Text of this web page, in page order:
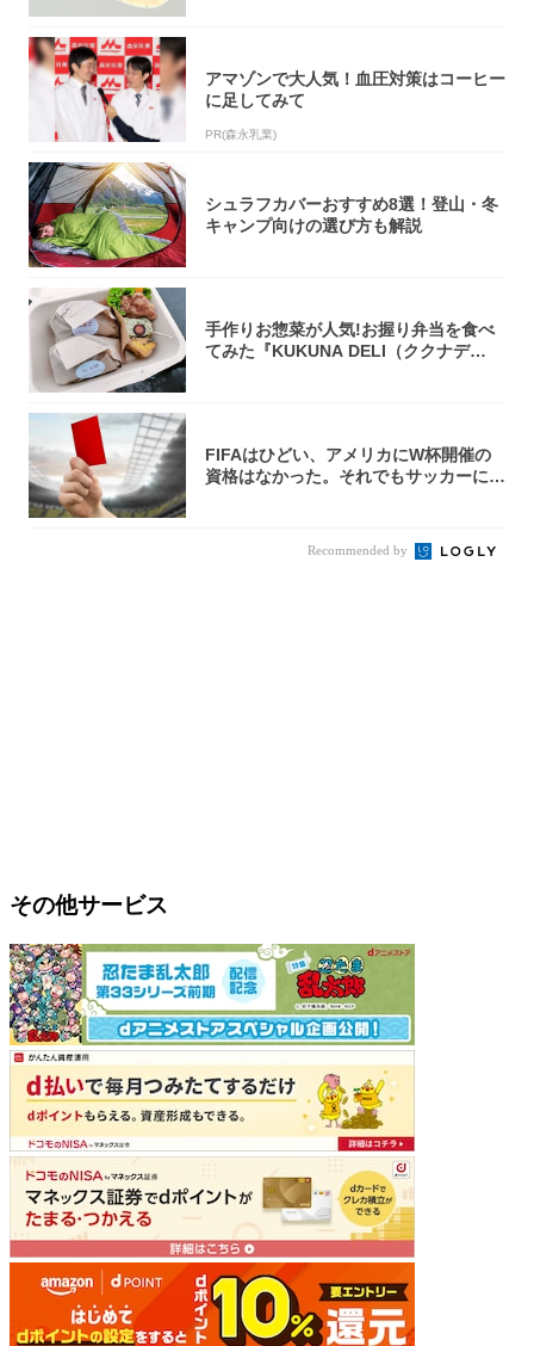
アマゾンで大人気！血圧対策はコーヒー
に足してみて
PR(森永乳業)
シュラフカバーおすすめ8選！登山・冬
キャンプ向けの選び方も解説
手作りお惣菜が人気!お握り弁当を食べ
てみた『KUKUNA DELI（ククナデ
FIFAはひどい、アメリカにW杯開催の
資格はなかった。それでもサッカーには
Recommended by
その他サービス